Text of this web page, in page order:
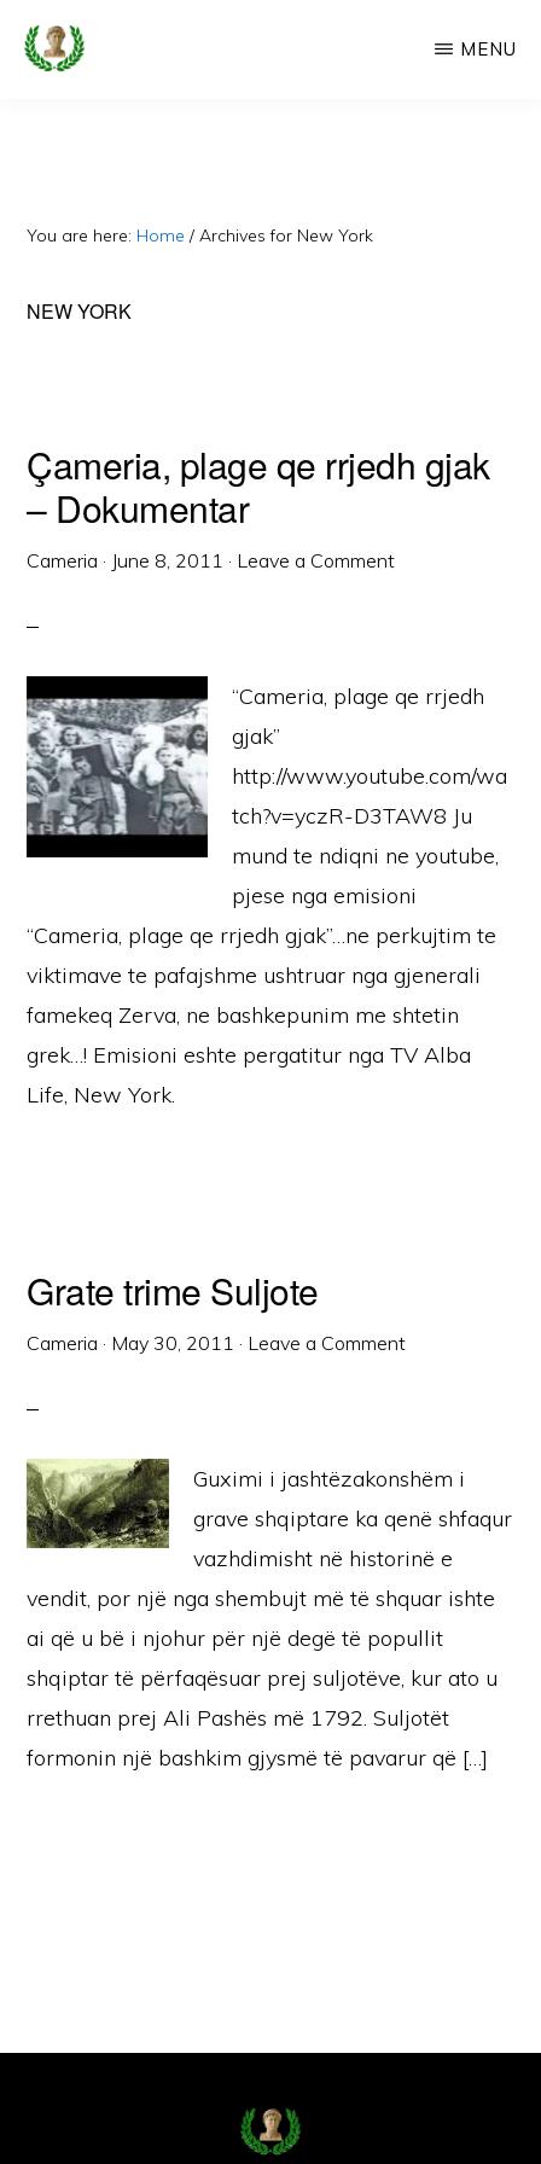
Skip
Faqe
Dedikuar
MENU
You are here: Home / Archives for New York
NEW YORK
Çameria, plage qe rrjedh gjak
– Dokumentar
Cameria · June 8, 2011 · Leave a Comment
“Cameria, plage qe rrjedh
gjak”
http://www.youtube.com/wa
tch?v=yczR-D3TAW8 Ju
mund te ndiqni ne youtube,
pjese nga emisioni
“Cameria, plage qe rrjedh gjak”…ne perkujtim te
viktimave te pafajshme ushtruar nga gjenerali
famekeq Zerva, ne bashkepunim me shtetin
grek…! Emisioni eshte pergatitur nga TV Alba
Life, New York.
Grate trime Suljote
Cameria · May 30, 2011 · Leave a Comment
Guximi i jashtëzakonshëm i
grave shqiptare ka qenë shfaqur
vazhdimisht në historinë e
vendit, por një nga shembujt më të shquar ishte
ai që u bë i njohur për një degë të popullit
shqiptar të përfaqësuar prej suljotëve, kur ato u
rrethuan prej Ali Pashës më 1792. Suljotët
formonin një bashkim gjysmë të pavarur që […]